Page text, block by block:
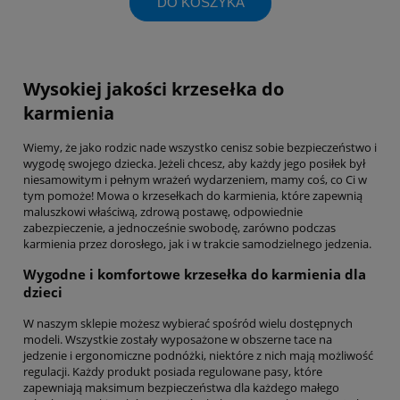
Wysokiej jakości krzesełka do
karmienia
Wiemy, że jako rodzic nade wszystko cenisz sobie bezpieczeństwo i
wygodę swojego dziecka. Jeżeli chcesz, aby każdy jego posiłek był
niesamowitym i pełnym wrażeń wydarzeniem, mamy coś, co Ci w
tym pomoże! Mowa o krzesełkach do karmienia, które zapewnią
maluszkowi właściwą, zdrową postawę, odpowiednie
zabezpieczenie, a jednocześnie swobodę, zarówno podczas
karmienia przez dorosłego, jak i w trakcie samodzielnego jedzenia.
Wygodne i komfortowe krzesełka do karmienia dla
dzieci
W naszym sklepie możesz wybierać spośród wielu dostępnych
modeli. Wszystkie zostały wyposażone w obszerne tace na
jedzenie i ergonomiczne podnóżki, niektóre z nich mają możliwość
regulacji. Każdy produkt posiada regulowane pasy, które
zapewniają maksimum bezpieczeństwa dla każdego małego